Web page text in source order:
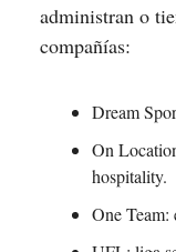
administran o
compañías:
Dream
On
hospitality.
One Team: